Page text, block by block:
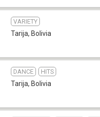
VARIETY
Tarija, Bolivia
DANCE HITS
Tarija, Bolivia